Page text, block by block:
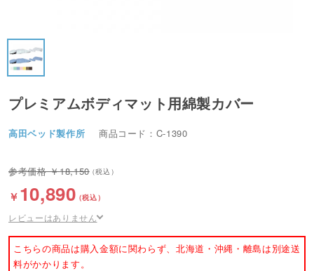
プレミアムボディマット用綿製カバー
高田ベッド製作所 商品コード：C-1390
18,150
10,890
レビューはありません
こちらの商品は購入金額に関わらず、北海道・沖縄・離島は別途送
料がかかります。